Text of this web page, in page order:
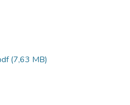
(7,63 MB)